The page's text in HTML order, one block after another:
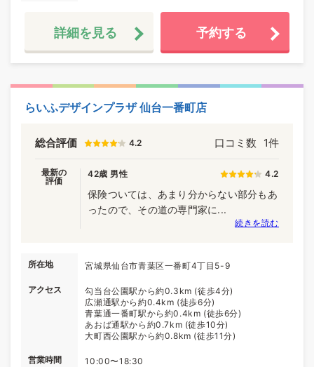
詳細を見る 予約する
らいふデザインプラザ 仙台一番町店
総合評価 4.2 口コミ数 1件
最新の
評価
42歳 男性 4.2
保険ついては、あまり分からない部分もあ
ったので、その道の専門家に...
続きを読む
所在地 宮城県仙台市青葉区一番町4丁目5-9
アクセス
勾当台公園駅から約0.3km (徒歩4分)
広瀬通駅から約0.4km (徒歩6分)
青葉通一番町駅から約0.4km (徒歩6分)
あおば通駅から約0.7km (徒歩10分)
大町西公園駅から約0.8km (徒歩11分)
営業時間 10:00〜18:30